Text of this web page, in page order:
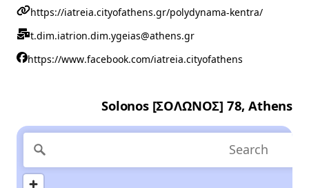
https://iatreia.cityofathens.gr/polydynama-kentra/
t.dim.iatrion.dim.ygeias@athens.gr
https://www.facebook.com/iatreia.cityofathens
Solonos [ΣΟΛΩΝΟΣ] 78, Athens